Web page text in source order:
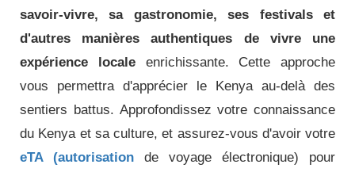
savoir-vivre, sa gastronomie, ses festivals et
d'autres manières authentiques de vivre une
expérience localeenrichissante. Cette approche
vous permettra d'apprécier le Kenya au-delà des
sentiers battus. Approfondissez votre connaissance
du Kenya et sa culture, et assurez-vous d'avoir votre
eTA (autorisation de voyage électronique) pour